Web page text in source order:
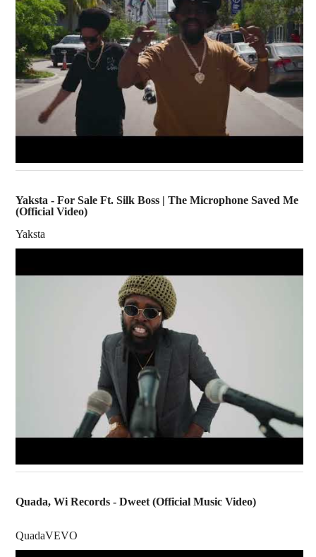
Yaksta - For Sale Ft. Silk Boss | The Microphone Saved Me
(Official Video)
Yaksta
Quada, Wi Records - Dweet (Official Music Video)
QuadaVEVO